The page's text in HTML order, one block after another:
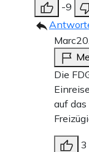
-9
Marc
Die
auf das
3